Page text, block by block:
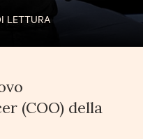
LETTURA
(COO) della